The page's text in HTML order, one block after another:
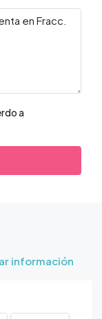
a
información